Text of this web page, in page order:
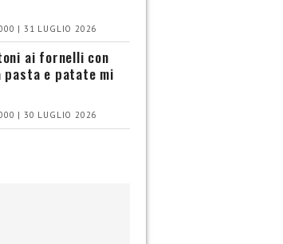
| 31 LUGLIO 2026
ai fornelli con
pasta e patate mi
| 30 LUGLIO 2026